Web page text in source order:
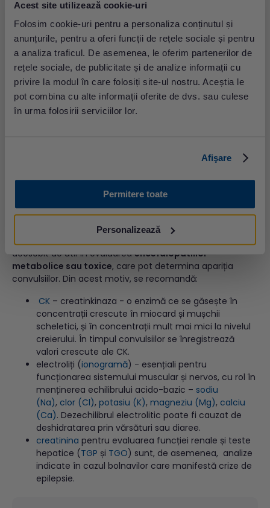
Acest site utilizează cookie-uri
Folosim cookie-uri pentru a personaliza conținutul și
anunțurile, pentru a oferi funcții de rețele sociale și pentru
a analiza traficul. De asemenea, le oferim partenerilor de
rețele sociale, de publicitate și de analize informații cu
privire la modul în care folosiți site-ul nostru. Aceștia le
pot combina cu alte informații oferite de dvs. sau culese
în urma folosirii serviciilor lor.
Afişare
Permitere toate
Personalizează
Sună la 112dacă:
Criza durează mai mult de 5 minute
Persoana nu revine la starea sa obișnuită
Persoana este rănită, însărcinată sau bolnavă
Convulsiile sunt repetate
Este prima criză
Apar dificultăți de respirație
Nu îi pune nimic în gură!
Epilepsie – cauze și diagnostic
În cazulconvulsiilor cu etiologie necunoscută, se pot
analize uzualede sânge, care oferă informații
importante pentru identificarea cauzei. Acest lucru este
deosebit de util în evaluareaencefalopatiilor
metabolice sau toxice, care pot determina apariția
convulsiilor. Din acest motiv, se recomandă:
CK – creatinkinaza - o enzimă ce se găsește în
concentrații crescute în miocard și mușchii
scheletici, și în concentrații mult mai mici la nivelul
creierului. În timpul convulsiilor se înregistrează
valori crescute ale CK.
electroliți (ionogramă) - esențiali pentru
funcționarea sistemului muscular și nervos, cu rol în
menținerea echilibrului acido-bazic – sodiu
(Na), clor (Cl), potasiu (K), magneziu (Mg), calciu
(Ca). Dezechilibrul electrolitic poate fi cauzat de
deshidratarea prin vărsături sau diaree.
creatinina pentru evaluarea funcției renale și teste
hepatice (TGP și TGO) sunt, de asemenea, analize
indicate în cazul bolnavilor care manifestă crize de
epilepsie.